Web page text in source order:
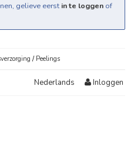
gelieve eerst in te loggen of
/ Peelings
Nederlands Inloggen